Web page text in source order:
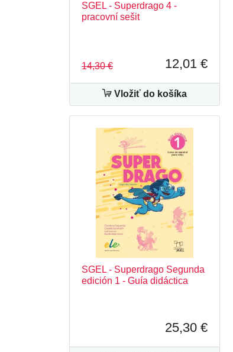
SGEL - Superdrago 4 -
pracovní sešit
14,30 € 12,01 €
Vložiť do košíka
SGEL - Superdrago Segunda
edición 1 - Guía didáctica
25,30 €